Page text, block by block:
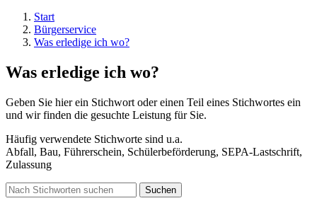
Start
Bürgerservice
Was erledige ich wo?
Was erledige ich wo?
Geben Sie hier ein Stichwort oder einen Teil eines Stichwortes ein
und wir finden die gesuchte Leistung für Sie.
Häufig verwendete Stichworte sind u.a.
Abfall, Bau, Führerschein, Schülerbeförderung, SEPA-Lastschrift,
Zulassung
Suchen